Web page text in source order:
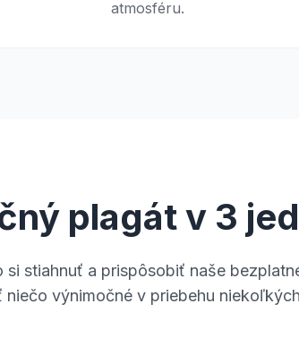
atmosféru.
plagát v 3
si stiahnuť a prispôsobiť naše
výnimočné v priebehu